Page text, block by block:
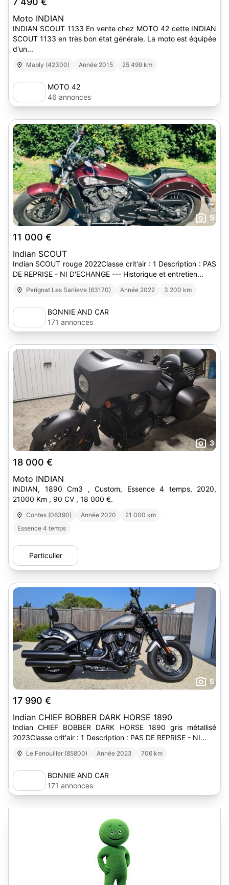
Moto INDIAN
INDIAN SCOUT 1133 En vente chez MOTO 42 cette INDIAN
SCOUT 1133 en très bon état générale. La moto est équipée
d'un...
Mably (42300) Année 2015 25 499 km
MOTO 42
46 annonces
5
11 000 €
Indian SCOUT
Indian SCOUT rouge 2022Classe crit'air : 1 Description : PAS
DE REPRISE - NI D'ECHANGE --- Historique et entretien...
Perignat Les Sarlieve (63170) Année 2022 3 200 km
BONNIE AND CAR
171 annonces
3
18 000 €
Moto INDIAN
INDIAN, 1890 Cm3 , Custom, Essence 4 temps, 2020,
21000 Km , 90 CV , 18 000 €.
Contes (06390) Année 2020
21 000 km
Essence 4 temps
Particulier
5
17 990 €
Indian CHIEF BOBBER DARK HORSE 1890
Indian CHIEF BOBBER DARK HORSE 1890 gris métallisé
2023Classe crit'air : 1 Description : PAS DE REPRISE - NI...
Le Fenouiller (85800) Année 2023 706 km
BONNIE AND CAR
171 annonces